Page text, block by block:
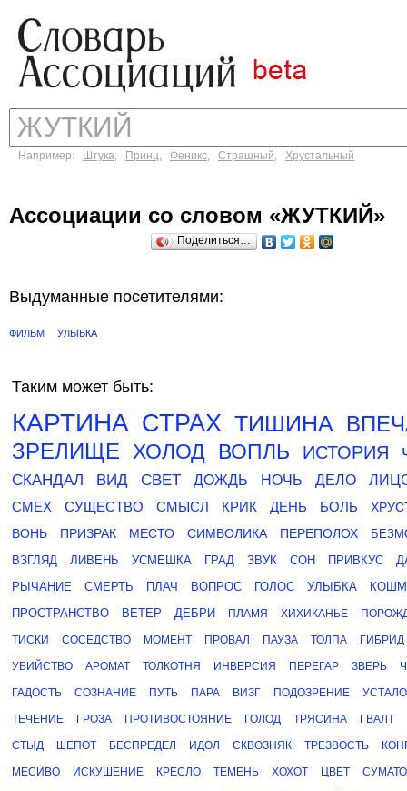
Например: Штука, Принц, Феникс, Страшный, Хрустальный
Ассоциации со словом «ЖУТКИЙ»
Поделиться…
Выдуманные посетителями:
ФИЛЬМ УЛЫБКА
Таким может быть:
КАРТИНА СТРАХ ТИШИНА
ЗРЕЛИЩЕ
ХОЛОД ВОПЛЬ ИСТОРИЯ
СКАНДАЛ ВИД СВЕТ ДОЖДЬ НОЧЬ ДЕЛО
СМЕХ
СУЩЕСТВО СМЫСЛ КРИК ДЕНЬ БОЛЬ
ВОНЬ
ПРИЗРАК МЕСТО СИМВОЛИКА ПЕРЕПОЛОХ
ВЗГЛЯД
ЛИВЕНЬ УСМЕШКА ГРАД ЗВУК СОН ПРИВКУС
РЫЧАНИЕ
СМЕРТЬ ПЛАЧ ВОПРОС ГОЛОС УЛЫБКА
ПРОСТРАНСТВО
ВЕТЕР ДЕБРИ ПЛАМЯ ХИХИКАНЬЕ
ТИСКИ СОСЕДСТВО МОМЕНТ ПРОВАЛ ПАУЗА ТОЛПА ГИБРИД
УБИЙСТВО АРОМАТ ТОЛКОТНЯ ИНВЕРСИЯ ПЕРЕГАР ЗВЕРЬ
ГАДОСТЬ СОЗНАНИЕ ПУТЬ ПАРА ВИЗГ ПОДОЗРЕНИЕ
ТЕЧЕНИЕ ГРОЗА ПРОТИВОСТОЯНИЕ ГОЛОД ТРЯСИНА ГВАЛТ
СТЫД ШЕПОТ БЕСПРЕДЕЛ ИДОЛ СКВОЗНЯК ТРЕЗВОСТЬ
МЕСИВО ИСКУШЕНИЕ КРЕСЛО ТЕМЕНЬ ХОХОТ ЦВЕТ